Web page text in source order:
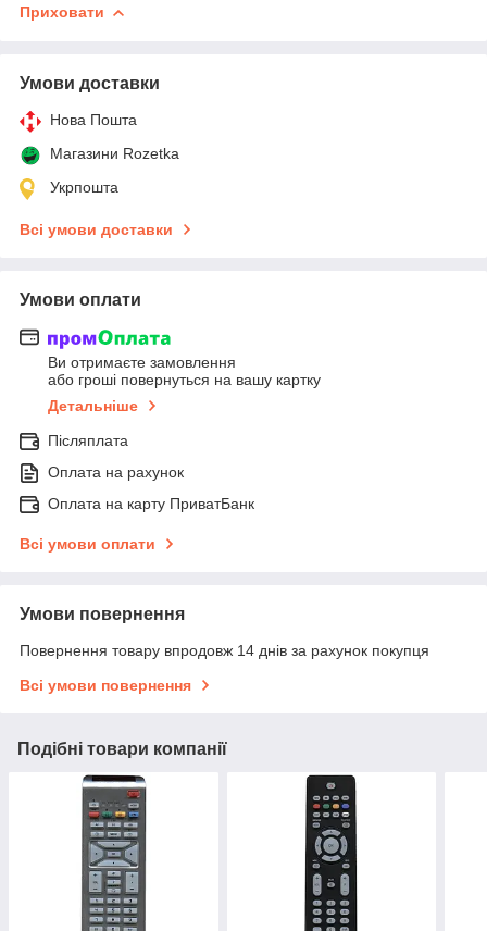
Приховати
Умови доставки
Нова Пошта
Магазини Rozetka
Укрпошта
Всі умови доставки
Умови оплати
Ви отримаєте замовлення
або гроші повернуться на вашу картку
Детальніше
Післяплата
Оплата на рахунок
Оплата на карту ПриватБанк
Всі умови оплати
Умови повернення
Повернення товару впродовж 14 днів за рахунок покупця
Всі умови повернення
Подібні товари компанії